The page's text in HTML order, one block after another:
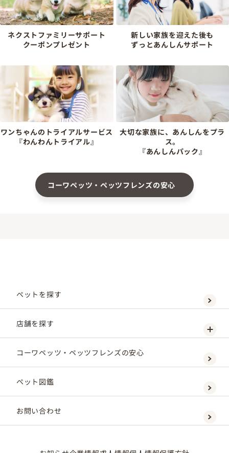
ネクストファミリーサポート
クーポンプレゼント
新しい家族を迎えた後も
ずっとあんしんサポート
ワンちゃんのトライアルサービス
『わんわんトライアル』
大切な家族に、あんしんをプラ
ス。
『あんしんパック』
コーワペッツ・ペッツフレンズの安心
ペットを探す
店舗を探す
コーワペッツ・ペッツフレンズの安心
ペット図鑑
お問い合わせ